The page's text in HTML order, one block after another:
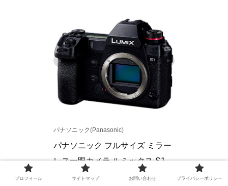
パナソニック(Panasonic)
パナソニック フルサイズ ミラー
レス一眼カメラ ルミックス S1
ボディ 2420万画素 ブラック DC-
プロフィール サイトマップ お問い合わせ プライバシーポリシー